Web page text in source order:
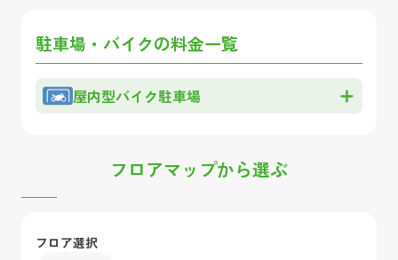
駐車場・バイクの料金一覧
屋内型バイク駐車場
フロアマップから選ぶ
フロア選択